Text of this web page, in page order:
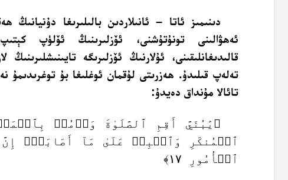
دىنىمىز ئاتا – ئانىلاردىن بالىلىرىغا دۇنيانىڭ
ئەھۋالىنى تونۇتۇشنى، ئۆزلىرىنىڭ ئۆلۈپ
قالىدىغانلىقىنى، ئۇلارنىڭ ئۆزلىرىگە تايىنىشلىرىنىڭ
تەلەپ قىلىدۇ. ھەزرىتى لۇقمان ئوغلىغا بۇ توغرىدىمۇ
تائالا مۇنداق دەيدۇ:
﴿يَٰبُنَيَّ أَقِمِ ٱلصَّلَوٰةَ وَأۡمُرۡ
ٱلۡمُنكَرِ وَٱصۡبِرۡ عَلَىٰ مَآ أَصَابَكَۖ
ٱلۡأُمُورِ ١٧﴾